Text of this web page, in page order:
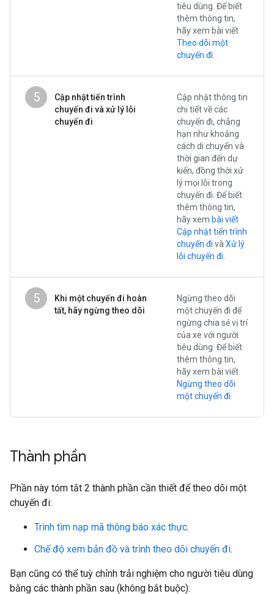
tiêu dùng. Để biết
thêm thông tin,
hãy xem bài viết
Theo dõi một
chuyến đi
5
Cập nhật tiến trình
chuyến đi và xử lý lỗi
chuyến đi
Cập nhật thông tin
chi tiết về các
chuyến đi, chẳng
hạn như khoảng
cách di chuyển và
thời gian đến dự
kiến, đồng thời xử
lý mọi lỗi trong
chuyến đi. Để biết
thêm thông tin,
hãy xem bài viết
Cập nhật tiến trình
chuyến đi và Xử lý
lỗi chuyến đi
5
Khi một chuyến đi hoàn
tất, hãy ngừng theo dõi
Ngừng theo dõi
một chuyến đi để
ngừng chia sẻ vị trí
của xe với người
tiêu dùng. Để biết
thêm thông tin,
hãy xem bài viết
Ngừng theo dõi
một chuyến đi
Thành phần
Phần này tóm tắt 2 thành phần cần thiết để theo dõi một
chuyến đi:
Trình tìm nạp mã thông báo xác thực.
Chế độ xem bản đồ và trình theo dõi chuyến đi.
Bạn cũng có thể tuỳ chỉnh trải nghiệm cho người tiêu dùng
bằng các thành phần sau (không bắt buộc):